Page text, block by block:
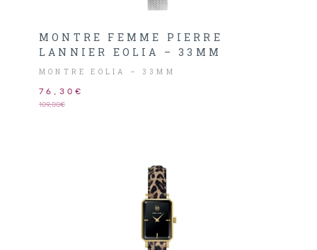
MONTRE FEMME PIERRE
LANNIER EOLIA – 33MM
MONTRE EOLIA – 33MM
109,00€
76,30€